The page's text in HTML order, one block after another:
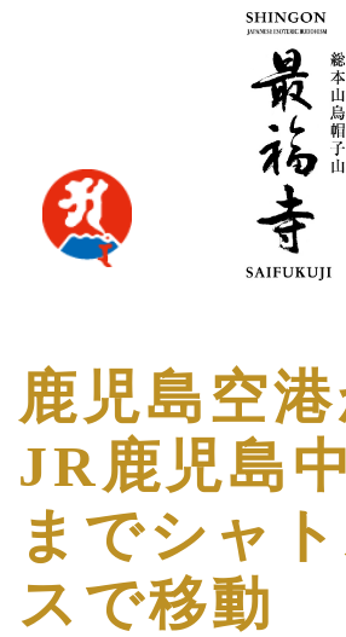
鹿児島空港
JR鹿児島
までシャ
スで移動